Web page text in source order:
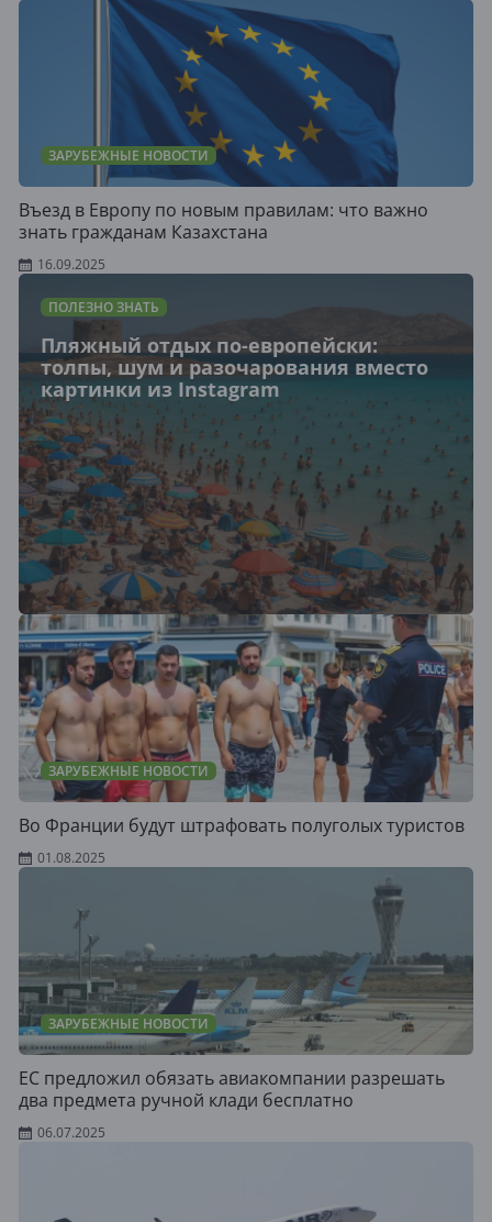
ЗАРУБЕЖНЫЕ НОВОСТИ
Въезд в Европу по новым правилам: что важно
знать гражданам Казахстана
16.09.2025
ПОЛЕЗНО ЗНАТЬ
Пляжный отдых по-европейски:
толпы, шум и разочарования вместо
картинки из Instagram
ЗАРУБЕЖНЫЕ НОВОСТИ
Во Франции будут штрафовать полуголых туристов
01.08.2025
ЗАРУБЕЖНЫЕ НОВОСТИ
ЕС предложил обязать авиакомпании разрешать
два предмета ручной клади бесплатно
06.07.2025